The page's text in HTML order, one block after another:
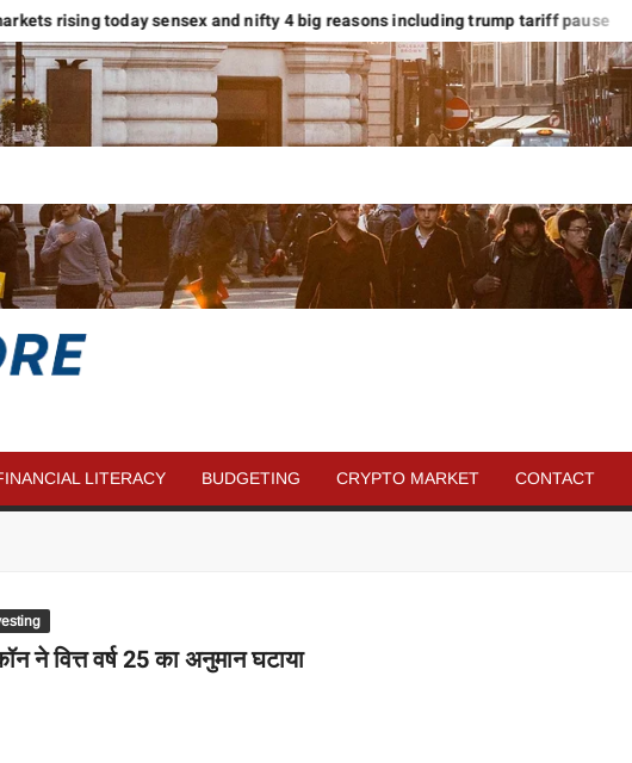
rising today sensex and nifty 4 big reasons including trump tariff pause
MORE
MONEY
RELATED
LITERACY BUDGETING CRYPTO MARKET CONTACT
ने वित्त वर्ष 25 का अनुमान घटाया